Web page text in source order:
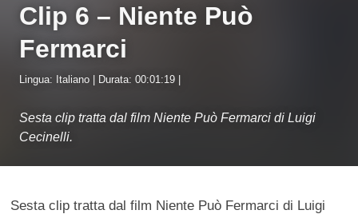
Clip 6 – Niente Può
Fermarci
Lingua: Italiano | Durata: 00:01:19 |
Sesta clip tratta dal film Niente Può Fermarci di Luigi
Cecinelli.
Sesta clip tratta dal film Niente Può Fermarci di Luigi